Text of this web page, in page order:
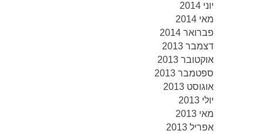
יוני 2014
מאי 2014
פברואר 2014
דצמבר 2013
אוקטובר 2013
ספטמבר 2013
אוגוסט 2013
יולי 2013
מאי 2013
אפריל 2013